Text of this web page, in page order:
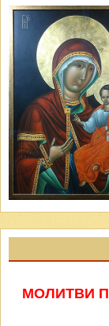
МОЛИТВИ